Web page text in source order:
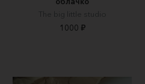
The big little studio
1000 ₽